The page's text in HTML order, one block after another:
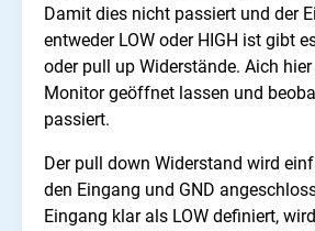
Damit dies nicht passiert und der
entweder LOW oder HIGH ist gibt
oder pull up Widerstände. Aich hier
Monitor geöffnet lassen und
passiert.
Der pull down Widerstand wird
den Eingang und GND
Eingang klar als LOW definiert,